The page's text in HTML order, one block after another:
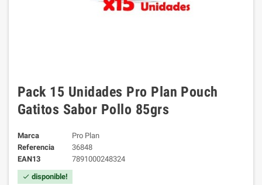
Pack 15 Unidades Pro Plan Pouch
Gatitos Sabor Pollo 85grs
Marca
Pro Plan
Referencia
36848
EAN13
7891000248324
check disponible!